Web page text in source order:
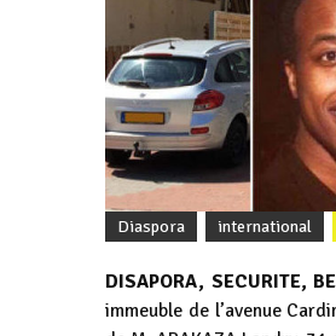
Diaspora international
DISAPORA, SECURITE,
immeuble de l’avenue